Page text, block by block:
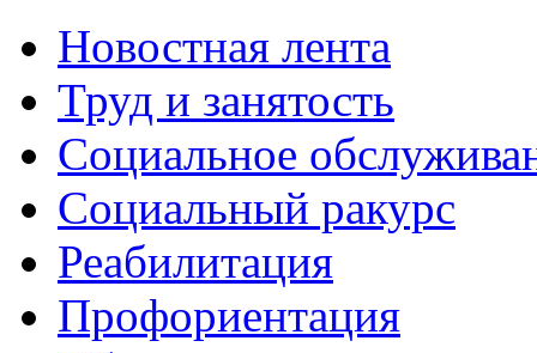
Новостная лента
Труд и занятость
Социальное
Социальный ракурс
Реабилитация
Профориентация